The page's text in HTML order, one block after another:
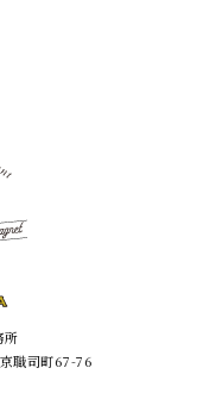
所
職司町67-76